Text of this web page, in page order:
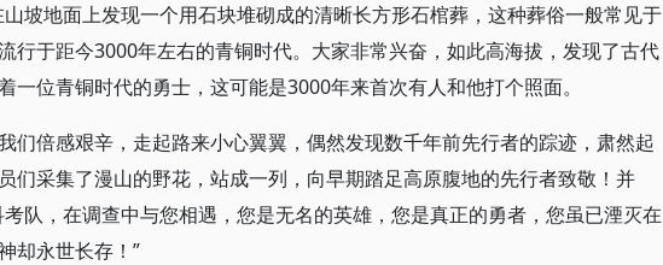
山坡地面上发现一个用石块堆砌成的清晰长方形石棺葬，这种葬俗一般常见于
行于距今3000年左右的青铜时代。大家非常兴奋，如此高海拔，发现了古代
一位青铜时代的勇士，这可能是3000年来首次有人和他打个照面。
们倍感艰辛，走起路来小心翼翼，偶然发现数千年前先行者的踪迹，肃然起
们采集了漫山的野花，站成一列，向早期踏足高原腹地的先行者致敬！并
队，在调查中与您相遇，您是无名的英雄，您是真正的勇者，您虽已湮灭在
却永世长存！”